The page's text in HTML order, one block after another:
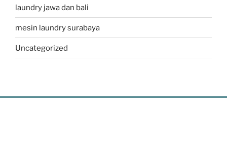
laundry jawa dan bali
mesin laundry surabaya
Uncategorized